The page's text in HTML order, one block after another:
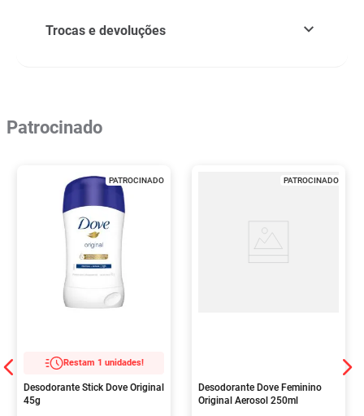
Trocas e devoluções
Patrocinado
PATROCINADO
Restam 1 unidades!
Desodorante Stick Dove Original
45g
PATROCINADO
Desodorante Dove Feminino
Original Aerosol 250ml